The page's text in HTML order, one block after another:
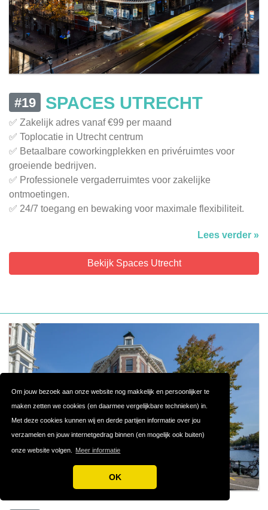
Om jouw bezoek aan onze website nog makkelijk en persoonlijker te
maken zetten we cookies (en daarmee vergelijkbare technieken) in.
Met deze cookies kunnen wij en derde partijen informatie over jou
verzamelen en jouw internetgedrag binnen (en mogelijk ook buiten)
onze website volgen. Meer informatie
OK
#19 SPACES UTRECHT
✅ Zakelijk adres vanaf €99 per maand
✅ Toplocatie in Utrecht centrum
✅ Betaalbare coworkingplekken en privéruimtes voor
groeiende bedrijven.
✅ Professionele vergaderruimtes voor zakelijke
ontmoetingen.
✅ 24/7 toegang en bewaking voor maximale flexibiliteit.
Lees verder »
Bekijk Spaces Utrecht